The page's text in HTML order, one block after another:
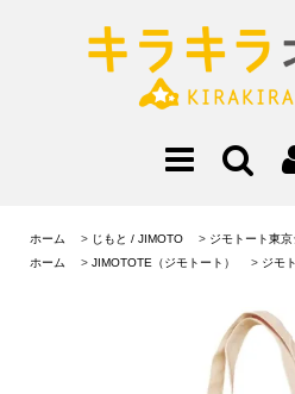
ホーム > じもと / JIMOTO > ジモトート東
ホーム
> JIMOTOTE（ジモトート） > ジモ